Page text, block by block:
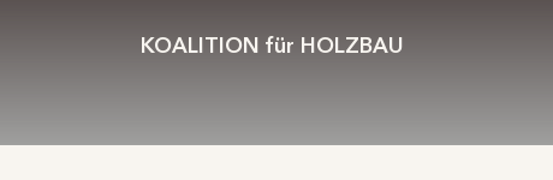
KOALITION für HOLZBAU